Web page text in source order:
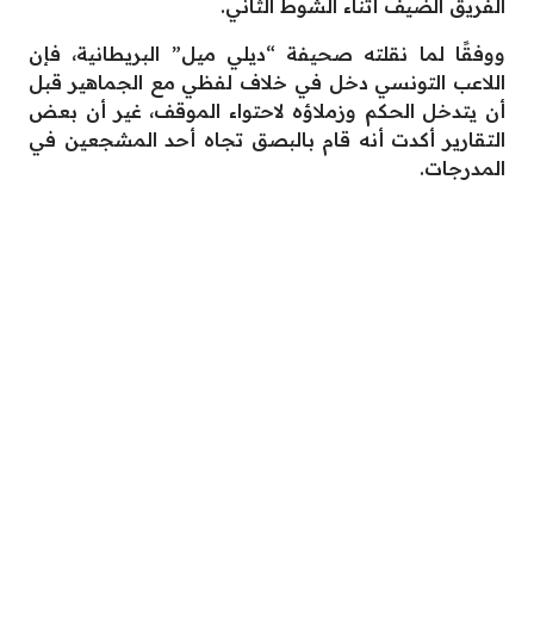
الفريق الضيف أثناء الشوط الثاني.
ووفقًا لما نقلته صحيفة “ديلي ميل” البريطانية، فإن
اللاعب التونسي دخل في خلاف لفظي مع الجماهير قبل
أن يتدخل الحكم وزملاؤه لاحتواء الموقف، غير أن بعض
التقارير أكدت أنه قام بالبصق تجاه أحد المشجعين في
المدرجات.